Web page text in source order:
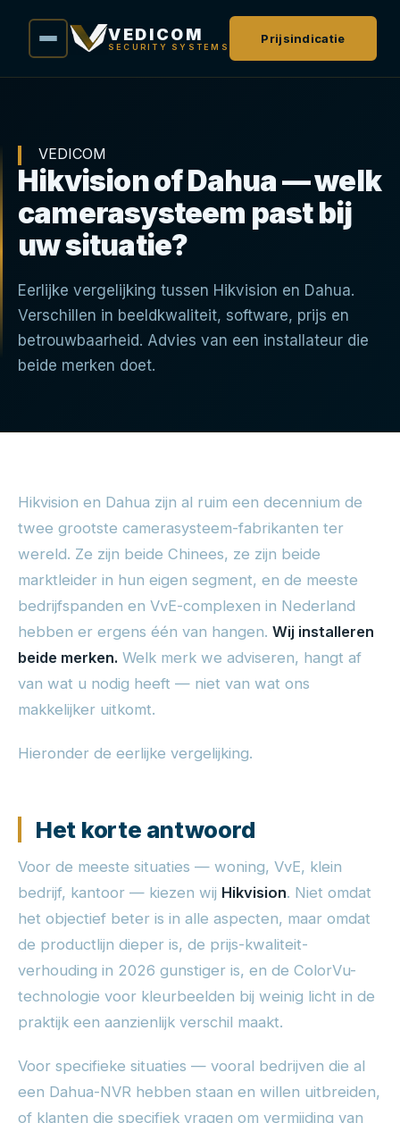
VEDICOM
SECURITY SYSTEMS
Prijsindicatie
VEDICOM
Hikvision of Dahua — welk
camerasysteem past bij
uw situatie?
Eerlijke vergelijking tussen Hikvision en Dahua.
Verschillen in beeldkwaliteit, software, prijs en
betrouwbaarheid. Advies van een installateur die
beide merken doet.
Hikvision en Dahua zijn al ruim een decennium de
twee grootste camerasysteem-fabrikanten ter
wereld. Ze zijn beide Chinees, ze zijn beide
marktleider in hun eigen segment, en de meeste
bedrijfspanden en VvE-complexen in Nederland
hebben er ergens één van hangen. Wij installeren
beide merken. Welk merk we adviseren, hangt af
van wat u nodig heeft — niet van wat ons
makkelijker uitkomt.
Hieronder de eerlijke vergelijking.
Het korte antwoord
Voor de meeste situaties — woning, VvE, klein
bedrijf, kantoor — kiezen wij Hikvision. Niet omdat
het objectief beter is in alle aspecten, maar omdat
de productlijn dieper is, de prijs-kwaliteit-
verhouding in 2026 gunstiger is, en de ColorVu-
technologie voor kleurbeelden bij weinig licht in de
praktijk een aanzienlijk verschil maakt.
Voor specifieke situaties — vooral bedrijven die al
een Dahua-NVR hebben staan en willen uitbreiden,
of klanten die specifiek vragen om vermijding van